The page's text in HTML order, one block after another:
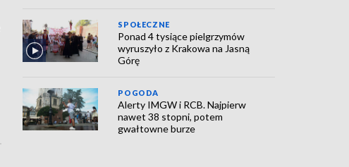
SPOŁECZNE
Ponad 4 tysiące pielgrzymów
wyruszyło z Krakowa na Jasną
Górę
POGODA
Alerty IMGW i RCB. Najpierw
nawet 38 stopni, potem
gwałtowne burze